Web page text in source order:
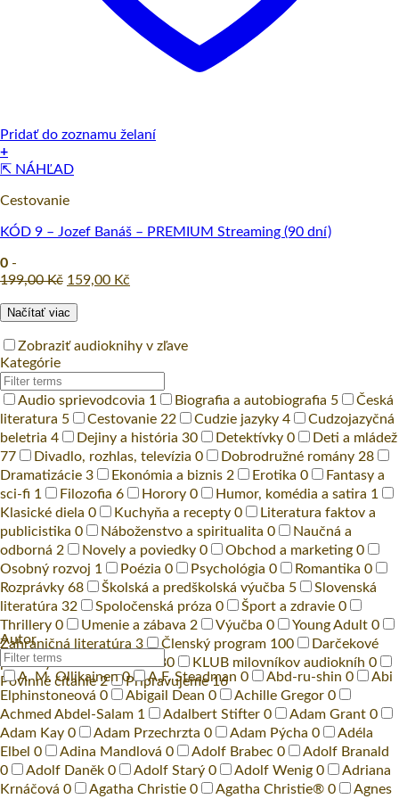
Pridať do zoznamu želaní
+
⇱ NÁHĽAD
Cestovanie
KÓD 9 – Jozef Banáš – PREMIUM Streaming (90 dní)
0 -
199,00Kč Original
was:
159,00 Kč
Načítať viac
Zobraziť audioknihy v zľave
Kategórie
Audio sprievodcovia 1 Biografia a autobiografia 5
Česká
literatura 5 Cestovanie 22 Cudzie jazyky 4
Cudzojazyčná
beletria 4 Dejiny a história 30 Detektívky 0
Deti a mládež
77
Divadlo, rozhlas, televízia 0 Dobrodružné romány 28
Dramatizácie 3 Ekonómia a biznis 2 Erotika 0
Fantasy a
sci-fi 1 Filozofia 6 Horory 0 Humor, komédia a satira 1
Klasické diela 0 Kuchyňa a recepty 0
Literatura faktov a
publicistika 0 Náboženstvo a spiritualita 0
Naučná a
odborná 2 Novely a poviedky 0 Obchod a marketing 0
Osobný rozvoj 1 Poézia 0 Psychológia 0 Romantika 0
Rozprávky 68 Školská a predškolská výučba 5
Slovenská
literatúra 32 Spoločenská próza 0 Šport a zdravie 0
Thrillery 0 Umenie a zábava 2 Výučba 0 Young Adult 0
Zahraničná literatúra 3 Členský program 100
Darčekové
poukazy1 Jozef Banáš30 KLUB milovníkov audiokníh 0
Povinné čítanie2 Pripravujeme16
Autor
A. M. Ollikainen0 A.F. Steadman 0 Abd-ru-shin 0
Abi
Elphinstoneová 0 Abigail Dean 0 Achille Gregor 0
Achmed Abdel-Salam 1 Adalbert Stifter 0 Adam Grant 0
Adam Kay 0 Adam Przechrzta 0 Adam Pýcha 0
Adéla
Elbel 0 Adina Mandlová 0 Adolf Brabec 0
Adolf Branald
0
Adolf Daněk 0 Adolf Starý 0 Adolf Wenig 0
Adriana
Krnáčová 0 Agatha Christie 0 Agatha Christie® 0
Agnes